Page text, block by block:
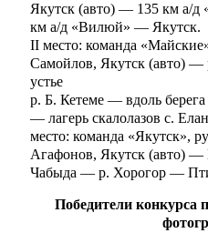
Якутск (авто) — 135 км а/
км а/д «Вилюй» — Якутск.
II место: команда
Самойлов, Якутск (авто)
устье
р. Б. Кетеме — вдоль
— лагерь скалолазов с.
место: команда «Якутск»,
Агафонов, Якутск (авто) —
Чабыда — р. Хорогор —
Победители конкурса